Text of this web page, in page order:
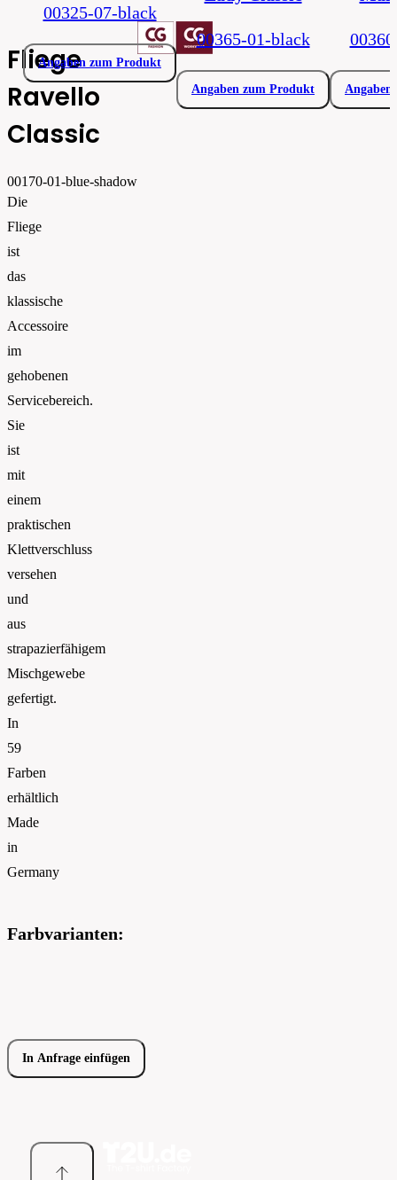
Fliege
Ravello
Classic
00170-01-blue-shadow
Die
Fliege
ist
das
klassische
Accessoire
im
gehobenen
Servicebereich.
Sie
ist
mit
einem
praktischen
Klettverschluss
versehen
und
aus
strapazierfähigem
Mischgewebe
gefertigt.
In
59
Farben
erhältlich
Made
in
Germany
Farbvarianten:
In Anfrage einfügen
00325-07-black
Angaben zum Produkt
00365-01-black
Angaben zum Produkt